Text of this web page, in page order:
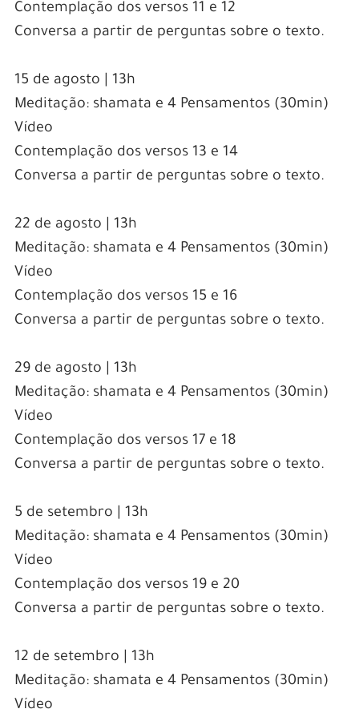
Contemplação dos versos 11 e 12
Conversa a partir de perguntas sobre o texto.
15 de agosto | 13h
Meditação: shamata e 4 Pensamentos (30min)
Vídeo
Contemplação dos versos 13 e 14
Conversa a partir de perguntas sobre o texto.
22 de agosto | 13h
Meditação: shamata e 4 Pensamentos (30min)
Vídeo
Contemplação dos versos 15 e 16
Conversa a partir de perguntas sobre o texto.
29 de agosto | 13h
Meditação: shamata e 4 Pensamentos (30min)
Vídeo
Contemplação dos versos 17 e 18
Conversa a partir de perguntas sobre o texto.
5 de setembro | 13h
Meditação: shamata e 4 Pensamentos (30min)
Vídeo
Contemplação dos versos 19 e 20
Conversa a partir de perguntas sobre o texto.
12 de setembro | 13h
Meditação: shamata e 4 Pensamentos (30min)
Vídeo